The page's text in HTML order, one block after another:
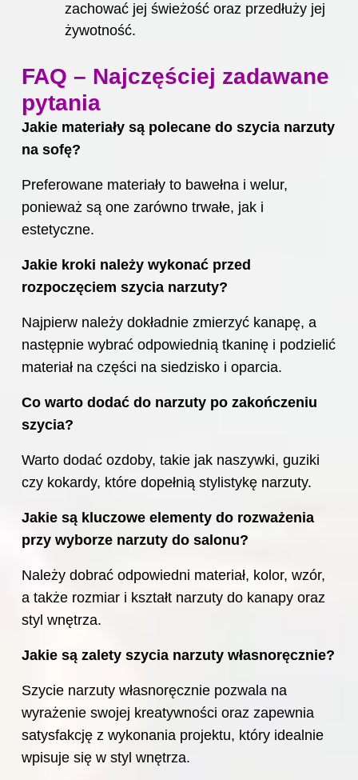
zachować jej świeżość oraz przedłuży jej
żywotność.
FAQ – Najczęściej zadawane
pytania
Jakie materiały są polecane do szycia narzuty
na sofę?
Preferowane materiały to bawełna i welur,
ponieważ są one zarówno trwałe, jak i
estetyczne.
Jakie kroki należy wykonać przed
rozpoczęciem szycia narzuty?
Najpierw należy dokładnie zmierzyć kanapę, a
następnie wybrać odpowiednią tkaninę i podzielić
materiał na części na siedzisko i oparcia.
Co warto dodać do narzuty po zakończeniu
szycia?
Warto dodać ozdoby, takie jak naszywki, guziki
czy kokardy, które dopełnią stylistykę narzuty.
Jakie są kluczowe elementy do rozważenia
przy wyborze narzuty do salonu?
Należy dobrać odpowiedni materiał, kolor, wzór,
a także rozmiar i kształt narzuty do kanapy oraz
styl wnętrza.
Jakie są zalety szycia narzuty własnoręcznie?
Szycie narzuty własnoręcznie pozwala na
wyrażenie swojej kreatywności oraz zapewnia
satysfakcję z wykonania projektu, który idealnie
wpisuje się w styl wnętrza.